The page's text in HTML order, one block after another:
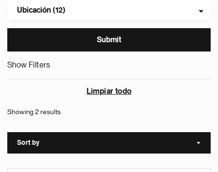
Ubicación (12)
Show Filters
Limpiar todo
Showing 2 results
Sort by Sort